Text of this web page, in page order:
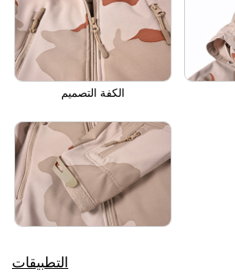
الكفة التصميم
التطبيقات